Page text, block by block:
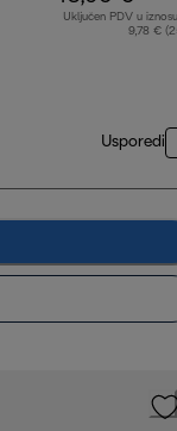
Uključen PDV u
9,78 €
Usporedi